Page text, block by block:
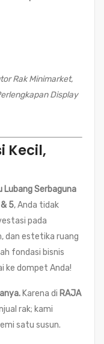
Rak Minimarket,
Display
Kecil,
Lubang Serbaguna
5, Anda tidak
pada
dan estetika ruang
fondasi bisnis
ke dompet Anda!
Karena di RAJA
rak; kami
satu susun.